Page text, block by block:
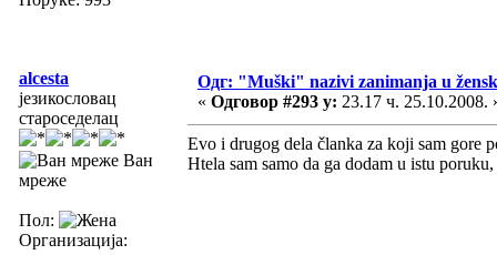
alcesta
језикословац
староседелац
Ван
мреже
Пол:
Организација:
Одг: "Muški" nazivi zanimanja u
« Одговор #293 у: 23.17 ч. 25.10.2008.
Evo i drugog dela članka za koji sam gore
Htela sam samo da ga dodam u istu